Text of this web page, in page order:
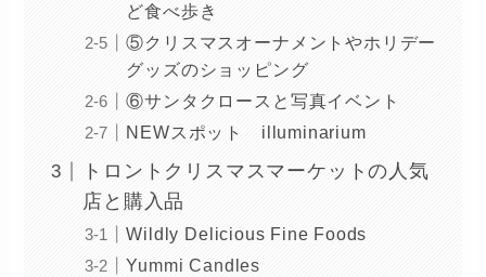
ど食べ歩き
⑤クリスマスオーナメントやホリデー
グッズのショッピング
⑥サンタクロースと写真イベント
NEWスポット illuminarium
トロントクリスマスマーケットの人気
店と購入品
Wildly Delicious Fine Foods
Yummi Candles